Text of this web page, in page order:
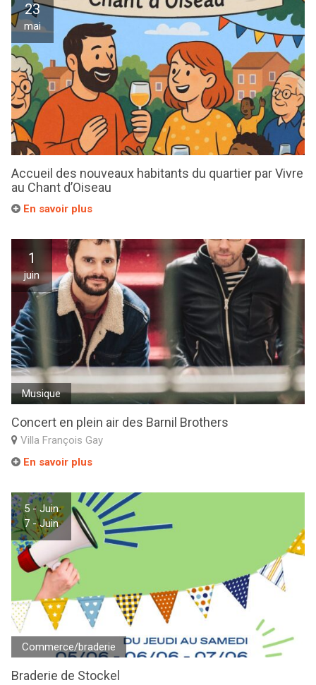
23
mai
Accueil des nouveaux habitants du quartier par Vivre
au Chant d’Oiseau
En savoir plus
1
juin
Musique
Concert en plein air des Barnil Brothers
Villa François Gay
En savoir plus
5 - Juin
7 - Juin
Commerce/braderie
Braderie de Stockel